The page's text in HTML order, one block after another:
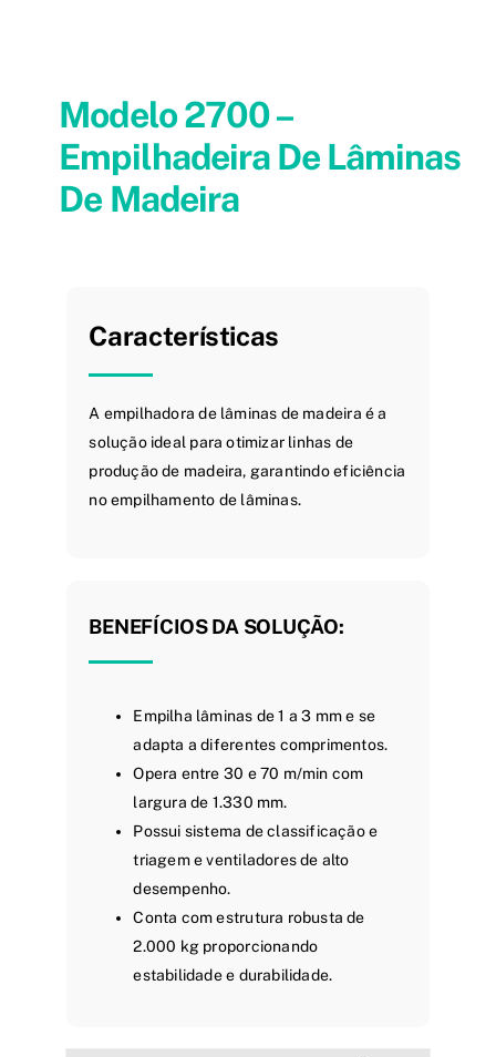
Modelo 2700 –
Empilhadeira De Lâminas
De Madeira
Características
A empilhadora de lâminas de madeira é a
solução ideal para otimizar linhas de
produção de madeira, garantindo eficiência
no empilhamento de lâminas.
BENEFÍCIOS DA SOLUÇÃO:
Empilha lâminas de 1 a 3 mm e se
adapta a diferentes comprimentos.
Opera entre 30 e 70 m/min com
largura de 1.330 mm.
Possui sistema de classificação e
triagem e ventiladores de alto
desempenho.
Conta com estrutura robusta de
2.000 kg proporcionando
estabilidade e durabilidade.